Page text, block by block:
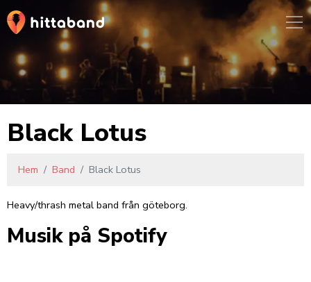
Black Lotus
Hem Band Black Lotus
Heavy/thrash metal band från göteborg.
Musik på Spotify